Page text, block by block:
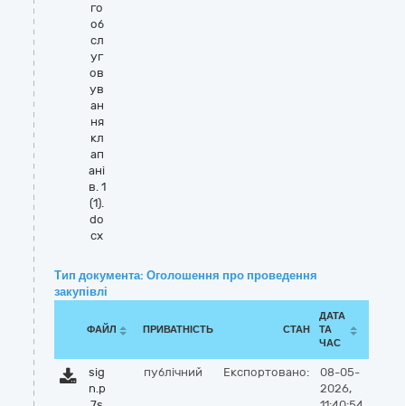
го
об
сл
уг
ов
ув
ан
ня
кл
ап
ані
в. 1
(1).
do
cx
Тип документа: Оголошення про проведення
закупівлі
ФАЙЛ ПРИВАТНІСТЬ СТАН
ДАТА
ТА
ЧАС
sig
n.p
публічний Експортовано:
08-05-
2026,